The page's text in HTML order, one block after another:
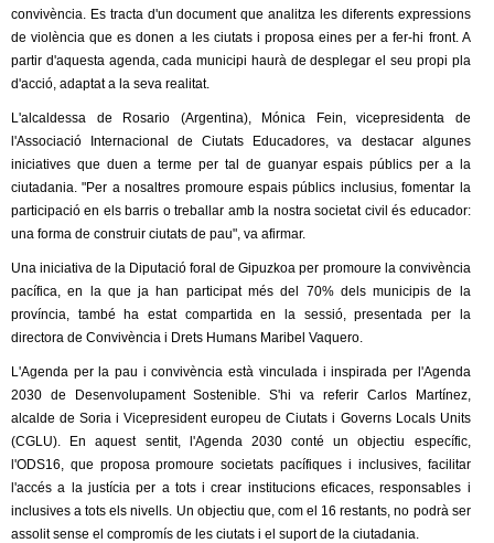
convivència. Es tracta d'un document que analitza les diferents expressions
de violència que es donen a les ciutats i proposa eines per a fer-hi front. A
partir d'aquesta agenda, cada municipi haurà de desplegar el seu propi pla
d'acció, adaptat a la seva realitat.
L'alcaldessa de Rosario (Argentina), Mónica Fein, vicepresidenta de
l'Associació Internacional de Ciutats Educadores, va destacar algunes
iniciatives que duen a terme per tal de guanyar espais públics per a la
ciutadania. "Per a nosaltres promoure espais públics inclusius, fomentar la
participació en els barris o treballar amb la nostra societat civil és educador:
una forma de construir ciutats de pau", va afirmar.
Una iniciativa de la Diputació foral de Gipuzkoa per promoure la convivència
pacífica, en la que ja han participat més del 70% dels municipis de la
província, també ha estat compartida en la sessió, presentada per la
directora de Convivència i Drets Humans Maribel Vaquero.
L'Agenda per la pau i convivència està vinculada i inspirada per l'Agenda
2030 de Desenvolupament Sostenible. S'hi va referir Carlos Martínez,
alcalde de Soria i Vicepresident europeu de Ciutats i Governs Locals Units
(CGLU). En aquest sentit, l'Agenda 2030 conté un objectiu específic,
l'ODS16, que proposa promoure societats pacífiques i inclusives, facilitar
l'accés a la justícia per a tots i crear institucions eficaces, responsables i
inclusives a tots els nivells. Un objectiu que, com el 16 restants, no podrà ser
assolit sense el compromís de les ciutats i el suport de la ciutadania.